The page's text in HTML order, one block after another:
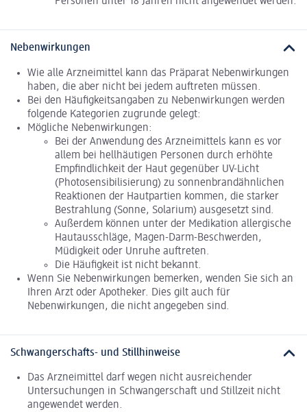
Nebenwirkungen
Wie alle Arzneimittel kann das Präparat Nebenwirkungen
haben, die aber nicht bei jedem auftreten müssen.
Bei den Häufigkeitsangaben zu Nebenwirkungen werden
folgende Kategorien zugrunde gelegt:
Mögliche Nebenwirkungen:
Bei der Anwendung des Arzneimittels kann es vor
allem bei hellhäutigen Personen durch erhöhte
Empfindlichkeit der Haut gegenüber UV-Licht
(Photosensibilisierung) zu sonnenbrandähnlichen
Reaktionen der Hautpartien kommen, die starker
Bestrahlung (Sonne, Solarium) ausgesetzt sind.
Außerdem können unter der Medikation allergische
Hautausschläge, Magen-Darm-Beschwerden,
Müdigkeit oder Unruhe auftreten.
Die Häufigkeit ist nicht bekannt.
Wenn Sie Nebenwirkungen bemerken, wenden Sie sich an
Ihren Arzt oder Apotheker. Dies gilt auch für
Nebenwirkungen, die nicht angegeben sind.
Schwangerschafts- und Stillhinweise
Das Arzneimittel darf wegen nicht ausreichender
Untersuchungen in Schwangerschaft und Stillzeit nicht
angewendet werden.